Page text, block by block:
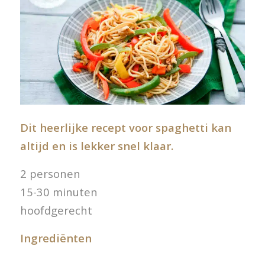
Dit heerlijke recept voor spaghetti kan
altijd en is lekker snel klaar.
2 personen
15-30 minuten
hoofdgerecht
Ingrediënten